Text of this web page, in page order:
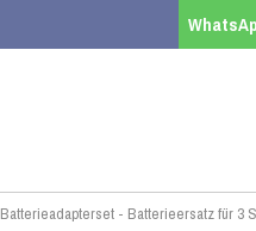
Batterieadapterset - Batterieersatz für 3